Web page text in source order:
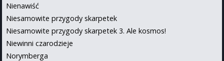
Nienawiść
Niesamowite przygody skarpetek
Niesamowite przygody skarpetek 3. Ale kosmos!
Niewinni czarodzieje
Norymberga